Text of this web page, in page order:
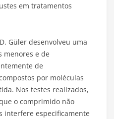
em tratamentos
Güler desenvolveu uma
menores e de
de
por moléculas
Nos testes realizados,
o comprimido não
interfere especificamente